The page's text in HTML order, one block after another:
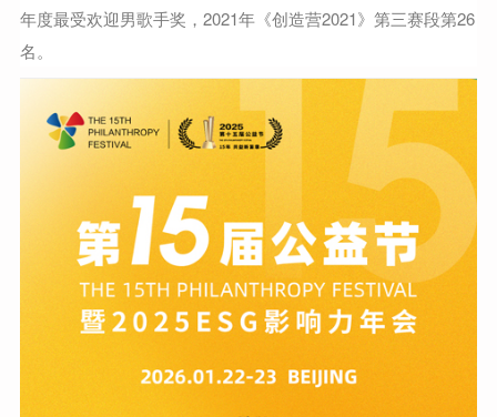
年度最受欢迎男歌手奖，2021年《创造营2021》第三赛段第26
名。